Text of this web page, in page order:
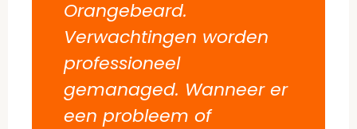
Orangebeard.
Verwachtingen worden
professioneel
gemanaged. Wanneer er
een probleem of